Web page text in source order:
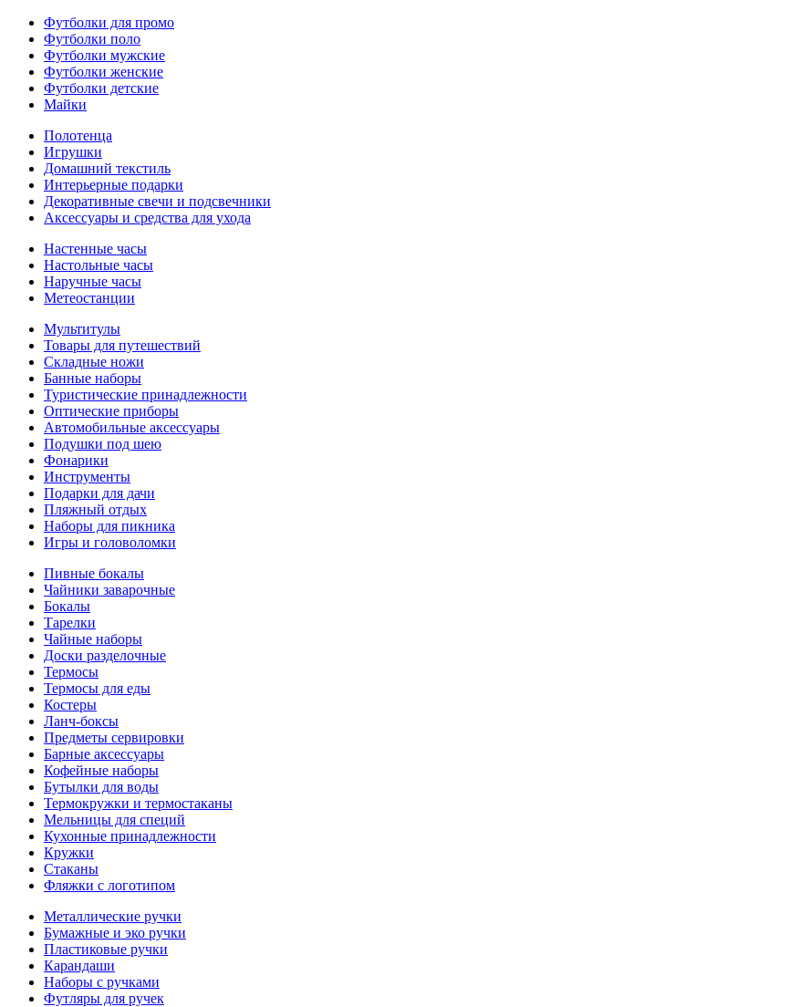
Футболки для промо
Футболки поло
Футболки мужские
Футболки женские
Футболки детские
Майки
Полотенца
Игрушки
Домашний текстиль
Интерьерные подарки
Декоративные свечи и подсвечники
Аксессуары и средства для ухода
Настенные часы
Настольные часы
Наручные часы
Метеостанции
Мультитулы
Товары для путешествий
Складные ножи
Банные наборы
Туристические принадлежности
Оптические приборы
Автомобильные аксессуары
Подушки под шею
Фонарики
Инструменты
Подарки для дачи
Пляжный отдых
Наборы для пикника
Игры и головоломки
Пивные бокалы
Чайники заварочные
Бокалы
Тарелки
Чайные наборы
Доски разделочные
Термосы
Термосы для еды
Костеры
Ланч-боксы
Предметы сервировки
Барные аксессуары
Кофейные наборы
Бутылки для воды
Термокружки и термостаканы
Мельницы для специй
Кухонные принадлежности
Кружки
Стаканы
Фляжки с логотипом
Металлические ручки
Бумажные и эко ручки
Пластиковые ручки
Карандаши
Наборы с ручками
Футляры для ручек